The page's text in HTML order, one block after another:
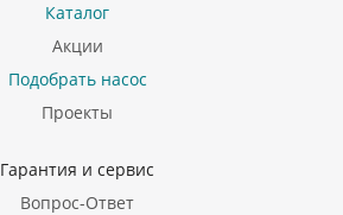
Каталог
Акции
Подобрать насос
Проекты
Гарантия и сервис
Вопрос-Ответ